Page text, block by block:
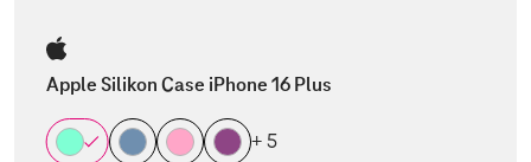
Apple Silikon Case iPhone 16 Plus
+ 5